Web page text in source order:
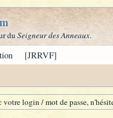
du Seigneur des Anneaux.
[JRRVF]
login / mot de passe,